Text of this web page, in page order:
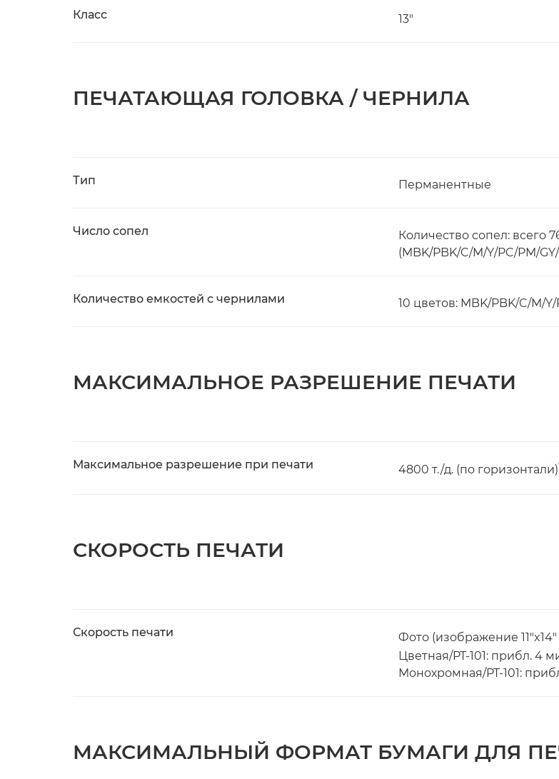
Класс 13"
ПЕЧАТАЮЩАЯ ГОЛОВКА / ЧЕРНИЛА
Тип Перманентные
Число сопел
Количество сопел: всего
(MBK/PBK/C/M/Y/PC/PM/
Количество емкостей с чернилами 10 цветов: MBK/PBK/C/M/
МАКСИМАЛЬНОЕ РАЗРЕШЕНИЕ ПЕЧАТИ
Максимальное разрешение при печати 4800 т./д. (по горизонтали)
СКОРОСТЬ ПЕЧАТИ
Скорость печати Фото (изображение
Цветная/PT-101: прибл. 4
Монохромная/PT-101:
МАКСИМАЛЬНЫЙ ФОРМАТ БУМАГИ ДЛЯ